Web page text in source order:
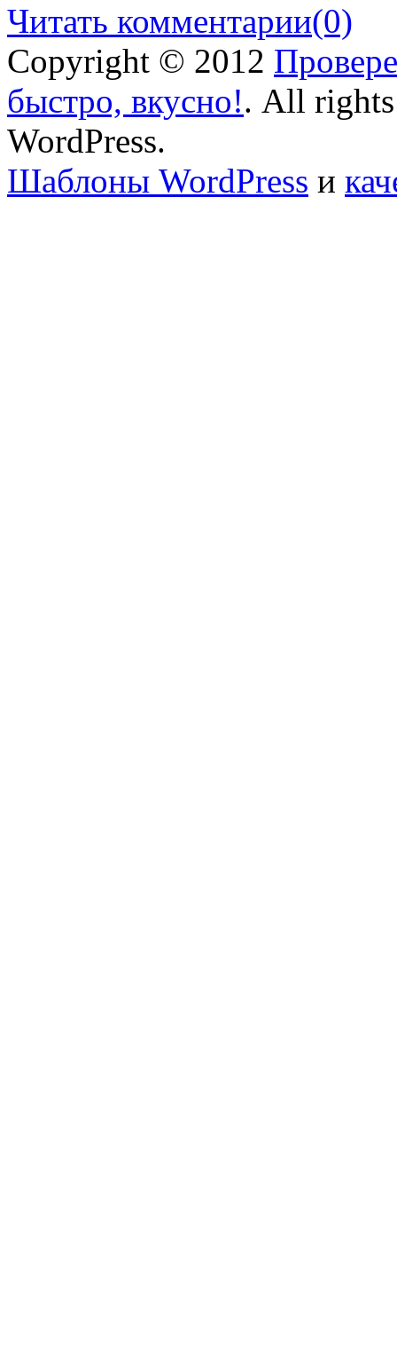
Читать комментарии(0)
Copyright © 2012
быстро, вкусно!. All rights
WordPress.
Шаблоны WordPress и